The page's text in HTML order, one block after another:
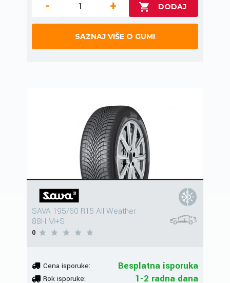
- +
SAZNAJ VIŠE O GUMI
SAVA 195/60 R15 All Weather
88H M+S
0
Cena isporuke: Besplatna isporuka
Rok isporuke: 1-2 radna dana